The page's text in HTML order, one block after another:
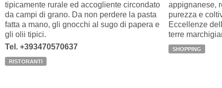
tipicamente rurale ed accogliente circondato
da campi di grano. Da non perdere la pasta
fatta a mano, gli gnocchi al sugo di papera e
gli olii tipici.
Tel. +393470570637
RISTORANTI
appignanese,
purezza e
Eccellenze
terre
SHOPPING